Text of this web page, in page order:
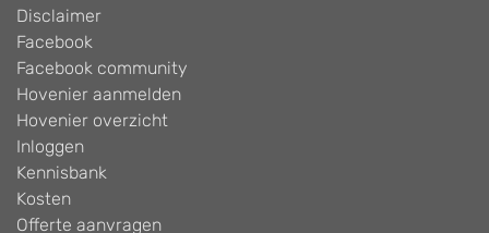
Disclaimer
Facebook
Facebook community
Hovenier aanmelden
Hovenier overzicht
Inloggen
Kennisbank
Kosten
Offerte aanvragen